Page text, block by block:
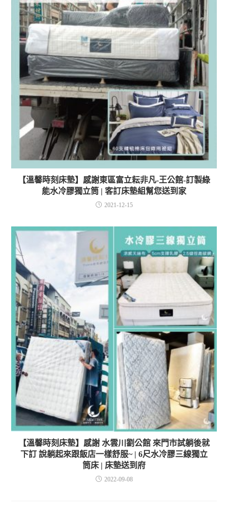
【溫馨時刻床墊】感謝東區富立耘非凡-王公館-訂製綠
能水冷膠獨立筒 | 客訂床墊組幫您送到家
2021-12-15
【溫馨時刻床墊】感謝 水雲川劉公館 來門市試躺後就
下訂 說躺起來跟飯店一樣舒服~ | 6尺水冷膠三線獨立
筒床 | 床墊送到府
2022-09-08